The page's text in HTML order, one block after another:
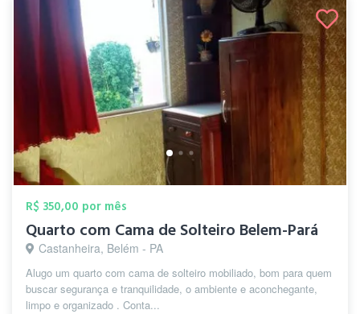
R$ 350,00 por mês
Quarto com Cama de Solteiro Belem-Pará
Castanheira, Belém - PA
Alugo um quarto com cama de solteiro mobiliado, bom para quem
buscar segurança e tranquilidade, o ambiente e aconchegante,
limpo e organizado . Conta...